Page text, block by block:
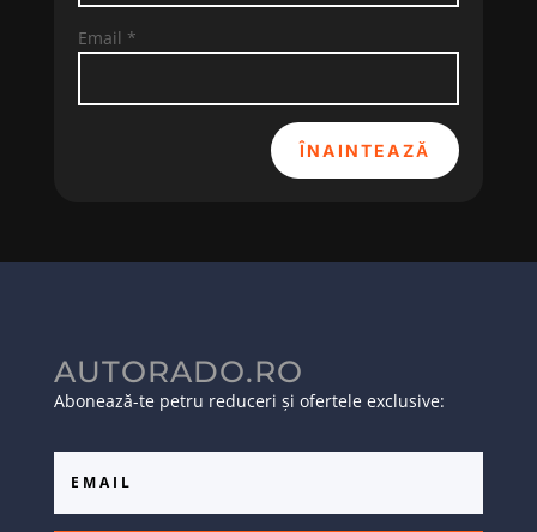
Email *
ÎNAINTEAZĂ
AUTORADO.RO
Abonează-te petru reduceri și ofertele exclusive: